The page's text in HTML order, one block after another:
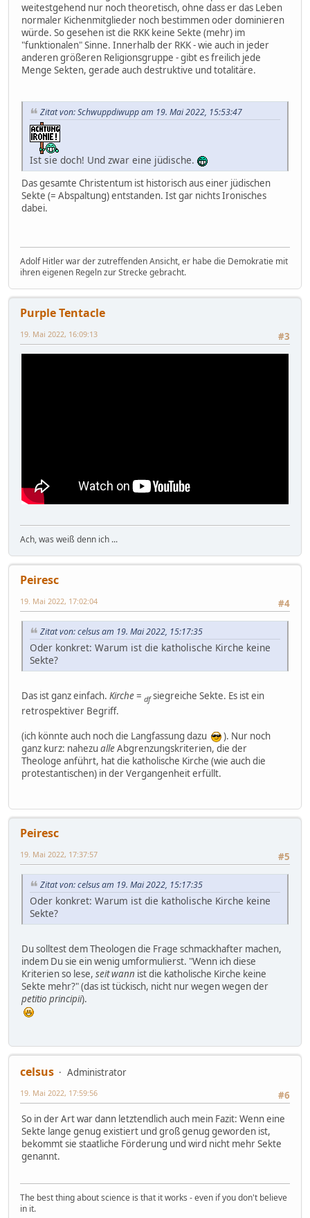
weitestgehend nur noch theoretisch, ohne dass er das Leben
normaler Kichenmitglieder noch bestimmen oder dominieren
würde. So gesehen ist die RKK keine Sekte (mehr) im
"funktionalen" Sinne. Innerhalb der RKK - wie auch in jeder
anderen größeren Religionsgruppe - gibt es freilich jede
Menge Sekten, gerade auch destruktive und totalitäre.
Zitat von: Schwuppdiwupp am 19. Mai 2022, 15:53:47
Ist sie doch! Und zwar eine jüdische.
Das gesamte Christentum ist historisch aus einer jüdischen
Sekte (= Abspaltung) entstanden. Ist gar nichts Ironisches
dabei.
Adolf Hitler war der zutreffenden Ansicht, er habe die Demokratie mit
ihren eigenen Regeln zur Strecke gebracht.
Purple Tentacle
#3
19. Mai 2022, 16:09:13
Ach, was weiß denn ich ...
Peiresc
#4
19. Mai 2022, 17:02:04
Zitat von: celsus am 19. Mai 2022, 15:17:35
Oder konkret: Warum ist die katholische Kirche keine
Sekte?
Das ist ganz einfach. Kirche= dfsiegreiche Sekte. Es ist ein
retrospektiver Begriff.
(ich könnte auch noch die Langfassung dazu
). Nur noch
ganz kurz: nahezu alleAbgrenzungskriterien, die der
Theologe anführt, hat die katholische Kirche (wie auch die
protestantischen) in der Vergangenheit erfüllt.
Peiresc
#5
19. Mai 2022, 17:37:57
Zitat von: celsus am 19. Mai 2022, 15:17:35
Oder konkret: Warum ist die katholische Kirche keine
Sekte?
Du solltest dem Theologen die Frage schmackhafter machen,
indem Du sie ein wenig umformulierst. "Wenn ich diese
Kriterien so lese, seit wann ist die katholische Kirche keine
Sekte mehr?" (das ist tückisch, nicht nur wegen wegen der
petitio principii).
celsus
Administrator
#6
19. Mai 2022, 17:59:56
So in der Art war dann letztendlich auch mein Fazit: Wenn eine
Sekte lange genug existiert und groß genug geworden ist,
bekommt sie staatliche Förderung und wird nicht mehr Sekte
genannt.
The best thing about science is that it works - even if you don't believe
in it.